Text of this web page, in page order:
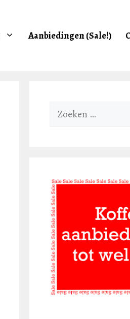
Aanbiedingen (Sale!)
Zoek